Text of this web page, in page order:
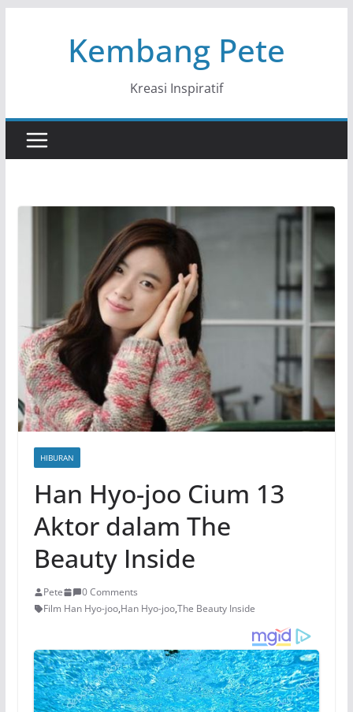
Kembang Pete
Kreasi Inspiratif
HIBURAN
Han Hyo-joo Cium 13
Aktor dalam The
Beauty Inside
Pete
0 Comments
Film Han Hyo-joo,Han Hyo-joo,The Beauty Inside